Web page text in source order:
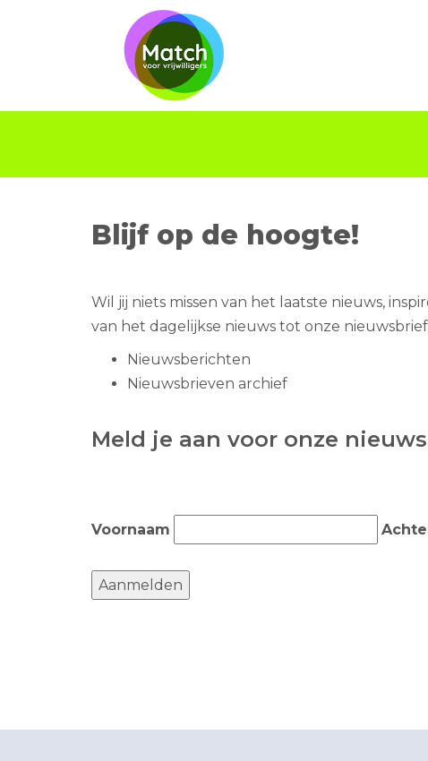
Blijf op de hoogte!
Wil jij niets missen van het laatste nieuws,
van het dagelijkse nieuws tot onze
Nieuwsberichten
Nieuwsbrieven archief
Meld je aan voor onze
Voornaam